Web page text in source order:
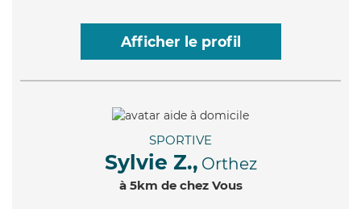
Afficher le profil
SPORTIVE
Sylvie Z., Orthez
à 5km de chez Vous